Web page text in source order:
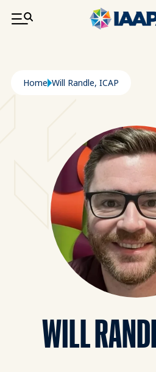
SALTA AL CONTENUTO
Briciole di pane
Home Will Randle, ICAP
WILL